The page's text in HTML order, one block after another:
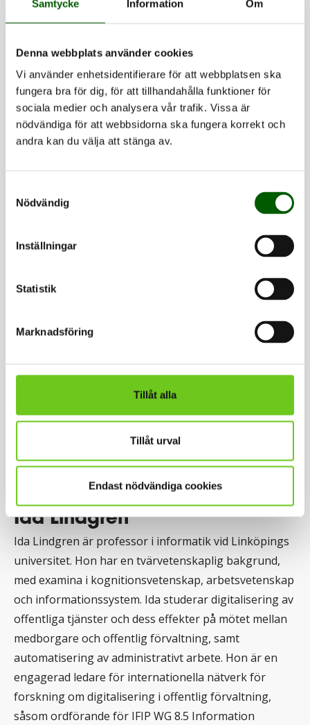
Samtycke Information Om
Denna webbplats använder cookies
Vi använder enhetsidentifierare för att webbplatsen ska
fungera bra för dig, för att tillhandahålla funktioner för
sociala medier och analysera vår trafik. Vissa är
nödvändiga för att webbsidorna ska fungera korrekt och
andra kan du välja att stänga av.
Nödvändig
Inställningar
Statistik
Marknadsföring
Tillåt alla
Tillåt urval
Endast nödvändiga cookies
som rosor. Med utgångspunkt i intervjuer med
strejkande och arbetslösa undersöker jag hur kamper
rätten att utföra reproduktivt arbete och rätten att
njuta av livet. Inspirerad av genusvetaren Veronica
Gago och hennes feministisk-marxistiska analyser av
social reproduktion och strejkmobiliseringar, liksom
av Walter Benjamins analys av strejker som centrala
med arbetslösas krav på fri tid, är kamper för både
utopisk föreställning om hur ett levbart arbetsliv
skulle kunna se ut.
Ida Lindgren
Ida Lindgren är professor i informatik vid Linköpings
universitet. Hon har en tvärvetenskaplig bakgrund,
med examina i kognitionsvetenskap, arbetsvetenskap
och informationssystem. Ida studerar digitalisering av
offentliga tjänster och dess effekter på mötet mellan
medborgare och offentlig förvaltning, samt
automatisering av administrativt arbete. Hon är en
engagerad ledare för internationella nätverk för
forskning om digitalisering i offentlig förvaltning,
såsom ordförande för IFIP WG 8.5 Information